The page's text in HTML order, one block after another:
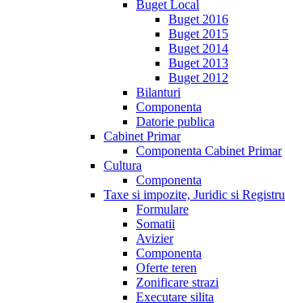
Buget Local
Buget 2016
Buget 2015
Buget 2014
Buget 2013
Buget 2012
Bilanturi
Componenta
Datorie publica
Cabinet Primar
Componenta Cabinet Primar
Cultura
Componenta
Taxe si impozite, Juridic si
Formulare
Somatii
Avizier
Componenta
Oferte teren
Zonificare strazi
Executare silita